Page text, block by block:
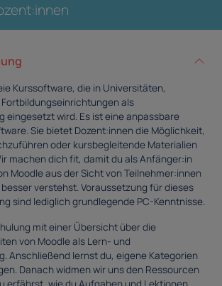
Kurssoftware, die in Universitäten,
als
eingesetzt wird. Es ist eine anpassbare
Sie bietet Dozent:innen die Möglichkeit,
oder kursbegleitende Materialien
machen dich fit, damit du als Anfänger:in
Moodle aus der Sicht von Teilnehmer:innen
verstehst. Voraussetzung für dieses
sind lediglich grundlegende PC-Kenntnisse.
mit einer Übersicht über die
von Moodle als Lern- und
Anschließend lernst du, eigene Kategorien
Danach widmen wir uns den Ressourcen